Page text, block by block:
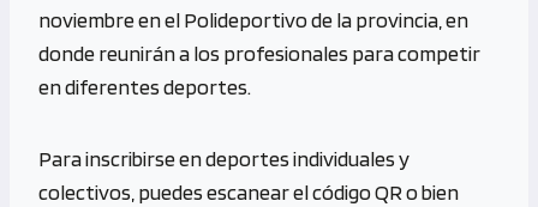
noviembre en el Polideportivo de la provincia, en
donde reunirán a los profesionales para competir
en diferentes deportes.
Para inscribirse en deportes individuales y
colectivos, puedes escanear el código QR o bien